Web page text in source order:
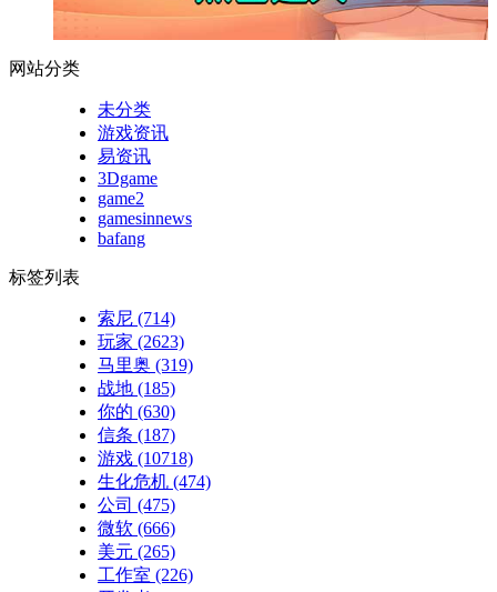
网站分类
未分类
游戏资讯
易资讯
3Dgame
game2
gamesinnews
bafang
标签列表
索尼 (714)
玩家 (2623)
马里奥 (319)
战地 (185)
你的 (630)
信条 (187)
游戏 (10718)
生化危机 (474)
公司 (475)
微软 (666)
美元 (265)
工作室 (226)